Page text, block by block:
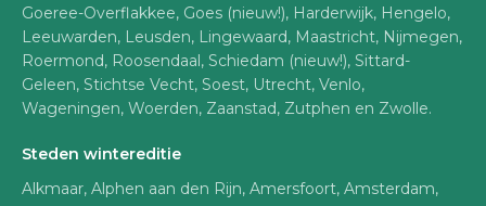
Goeree-Overflakkee, Goes (nieuw!), Harderwijk, Hengelo,
Leeuwarden, Leusden, Lingewaard, Maastricht, Nijmegen,
Roermond, Roosendaal, Schiedam (nieuw!), Sittard-
Geleen, Stichtse Vecht, Soest, Utrecht, Venlo,
Wageningen, Woerden, Zaanstad, Zutphen en Zwolle.
Steden wintereditie
Alkmaar, Alphen aan den Rijn, Amersfoort, Amsterdam,